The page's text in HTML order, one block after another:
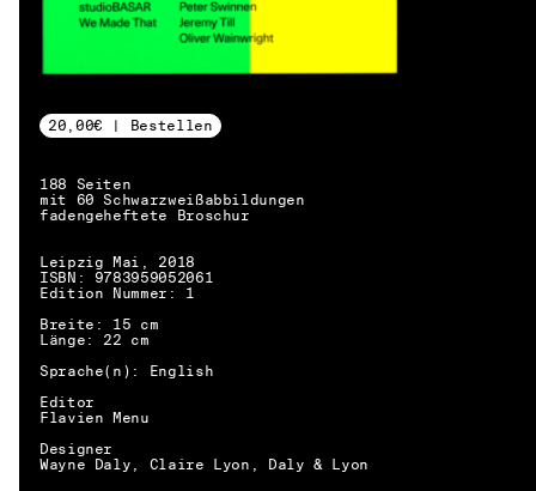
DE → EN
20,00€ | Bestellen
188 Seiten
mit 60 Schwarzweißabbildungen
fadengeheftete Broschur
Leipzig Mai, 2018
ISBN: 9783959052061
Edition Nummer: 1
Breite: 15 cm
Länge: 22 cm
Sprache(n): English
Editor
Flavien Menu
Designer
Wayne Daly, Claire Lyon, Daly & Lyon